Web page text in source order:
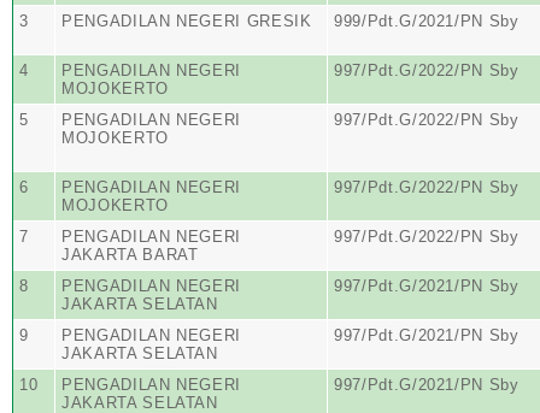
3 PENGADILAN NEGERI GRESIK 999/Pdt.G/2021/PN Sby
4
PENGADILAN NEGERI
MOJOKERTO
997/Pdt.G/2022/PN Sby
5
PENGADILAN NEGERI
MOJOKERTO
997/Pdt.G/2022/PN Sby
6
PENGADILAN NEGERI
MOJOKERTO
997/Pdt.G/2022/PN Sby
7
PENGADILAN NEGERI
JAKARTA BARAT
997/Pdt.G/2022/PN Sby
8
PENGADILAN NEGERI
JAKARTA SELATAN
997/Pdt.G/2021/PN Sby
9
PENGADILAN NEGERI
JAKARTA SELATAN
997/Pdt.G/2021/PN Sby
10
PENGADILAN NEGERI
JAKARTA SELATAN
997/Pdt.G/2021/PN Sby